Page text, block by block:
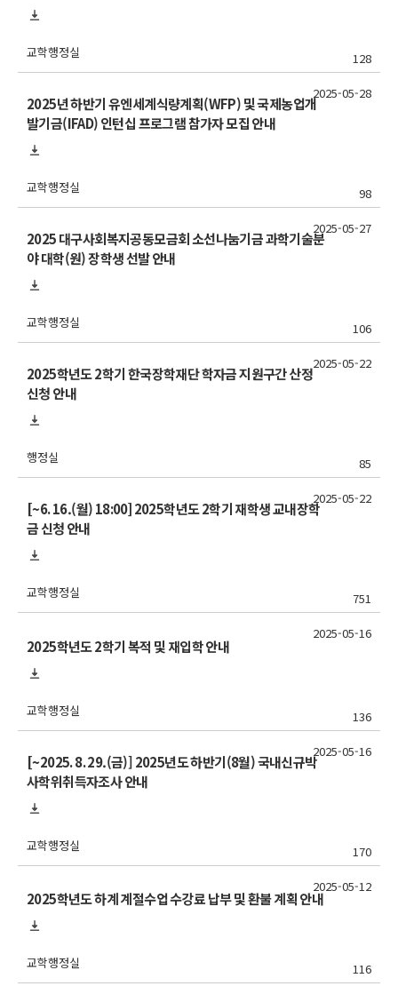
교학행정실 128
2025년 하반기 유엔세계식량계획(WFP) 및 국제농업개
발기금(IFAD) 인턴십 프로그램 참가자 모집 안내
교학행정실 98
2025-05-28
2025 대구사회복지공동모금회 소선나눔기금 과학기술분
야 대학(원) 장학생 선발 안내
교학행정실 106
2025-05-27
2025학년도 2학기 한국장학재단 학자금 지원구간 산정
신청 안내
행정실 85
2025-05-22
[~6. 16.(월) 18:00] 2025학년도 2학기 재학생 교내장학
금 신청 안내
교학행정실 751
2025-05-22
2025학년도 2학기 복적 및 재입학 안내
교학행정실 136
2025-05-16
[~2025. 8. 29.(금)] 2025년도 하반기(8월) 국내신규박
사학위취득자조사 안내
교학행정실 170
2025-05-16
2025학년도 하계 계절수업 수강료 납부 및 환불 계획 안내
교학행정실 116
2025-05-12